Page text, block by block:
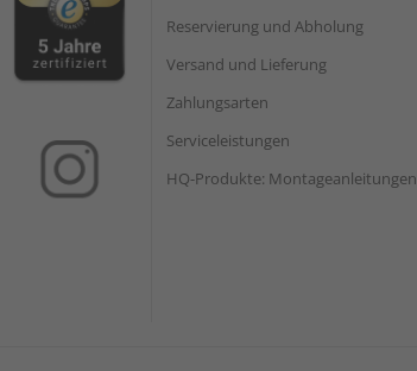
Reservierung und Abholung
Versand und Lieferung
Zahlungsarten
Serviceleistungen
HQ-Produkte: Montageanleitungen